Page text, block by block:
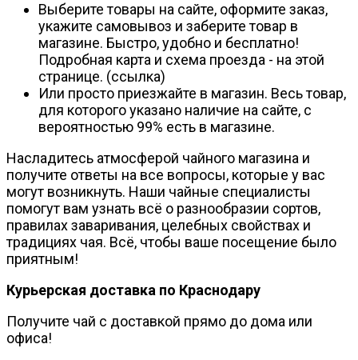
Выберите товары на сайте, оформите заказ,
укажите самовывоз и заберите товар в
магазине. Быстро, удобно и бесплатно!
Подробная карта и схема проезда - на этой
странице. (ссылка)
Или просто приезжайте в магазин. Весь товар,
для которого указано наличие на сайте, с
вероятностью 99% есть в магазине.
Насладитесь атмосферой чайного магазина и
получите ответы на все вопросы, которые у вас
могут возникнуть. Наши чайные специалисты
помогут вам узнать всё о разнообразии сортов,
правилах заваривания, целебных свойствах и
традициях чая. Всё, чтобы ваше посещение было
приятным!
Курьерская доставка по Краснодару
Получите чай с доставкой прямо до дома или
офиса!